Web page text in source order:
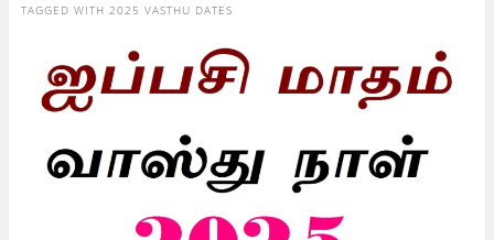
TAGGED WITH 2025 VASTHU DATES